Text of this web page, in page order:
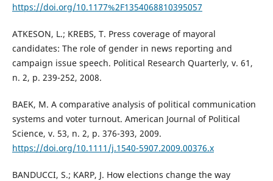
https://doi.org/10.1177%2F1354068810395057
ATKESON, L.; KREBS, T. Press coverage of mayoral
candidates: The role of gender in news reporting and
campaign issue speech. Political Research Quarterly, v. 61,
n. 2, p. 239-252, 2008.
BAEK, M. A comparative analysis of political communication
systems and voter turnout. American Journal of Political
Science, v. 53, n. 2, p. 376-393, 2009.
https://doi.org/10.1111/j.1540-5907.2009.00376.x
BANDUCCI, S.; KARP, J. How elections change the way